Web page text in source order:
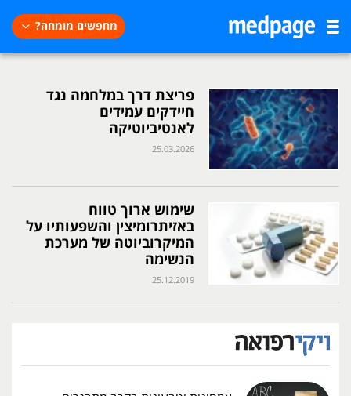
מחפשים מומחה?
פריצת דרך במלחמה נגד
חיידקים עמידים
לאנטיביוטיקה
25.03.2026
שימוש ארוך טווח
באזיתרומיצין והשפעותיו על
המיקרוביוטה של מערכת
הנשימה
25.12.2019